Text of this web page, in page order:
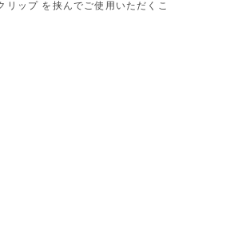
ップ を挟んでご使用いただくこ